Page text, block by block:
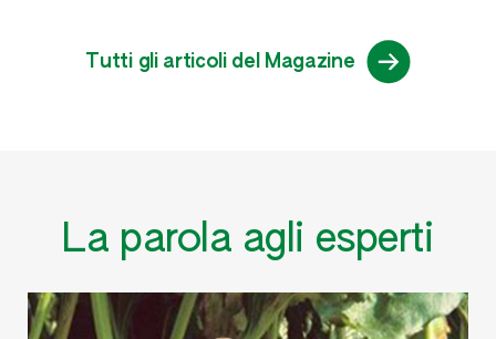
Tutti gli articoli del Magazine
La parola agli esperti